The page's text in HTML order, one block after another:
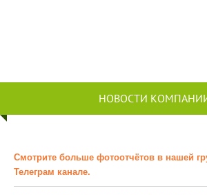
НОВОСТИ
Смотрите больше фотоотчётов в нашей
Телеграм канале.